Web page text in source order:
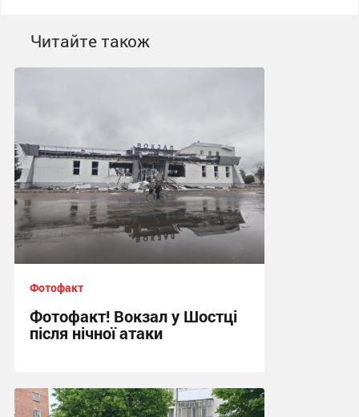
Читайте також
Фотофакт
Фотофакт! Вокзал у Шостці
після нічної атаки
09:20, 30.05.2026